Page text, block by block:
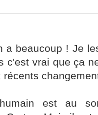
a beaucoup ! Je
c'est vrai que ça
récents
est au